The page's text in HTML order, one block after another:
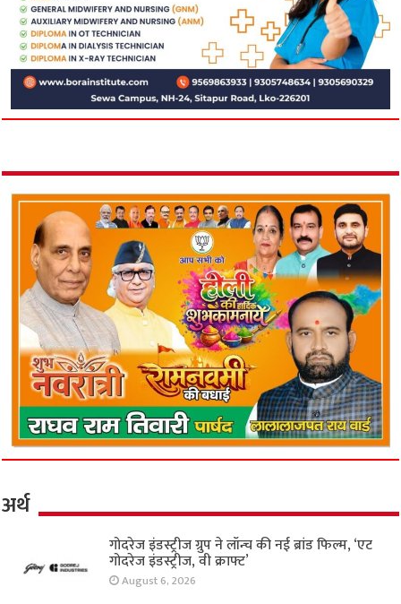
अर्थ
गोदरेज इंडस्ट्रीज ग्रुप ने लॉन्च की नई ब्रांड फिल्म, ‘एट
गोदरेज इंडस्ट्रीज, वी क्राफ्ट’
August 6, 2026